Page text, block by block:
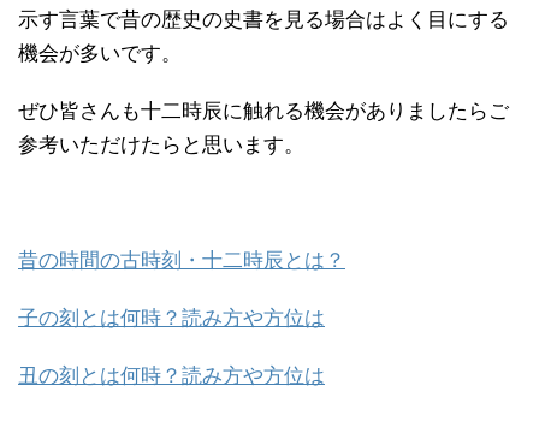
示す言葉で昔の歴史の史書を見る場合はよく目にする
機会が多いです。
ぜひ皆さんも十二時辰に触れる機会がありましたらご
参考いただけたらと思います。
昔の時間の古時刻・十二時辰とは？
子の刻とは何時？読み方や方位は
丑の刻とは何時？読み方や方位は